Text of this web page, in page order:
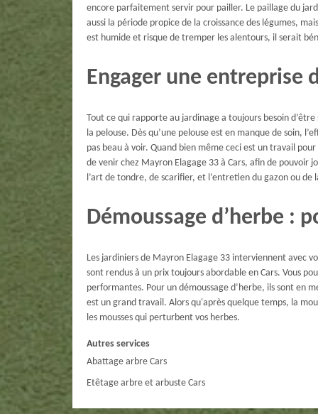
encore parfaitement servir pour pailler. Le paillage du
aussi la période propice de la croissance des légumes,
est humide et risque de tremper les alentours, il serait
Engager une entreprise
Tout ce qui rapporte au jardinage a toujours besoin
la pelouse. Dès qu’une pelouse est en manque de soin,
pas beau à voir. Quand bien même ceci est un travail
de venir chez Mayron Elagage 33 à Cars, afin de pouvoir
l’art de tondre, de scarifier, et l’entretien du gazon ou de
Démoussage d’herbe :
Les jardiniers de Mayron Elagage 33 interviennent avec
sont rendus à un prix toujours abordable en Cars. Vous
performantes. Pour un démoussage d’herbe, ils sont en
est un grand travail. Alors qu'après quelque temps, la
les mousses qui perturbent vos herbes.
Autres services
Abattage arbre Cars
Etêtage arbre et arbuste Cars